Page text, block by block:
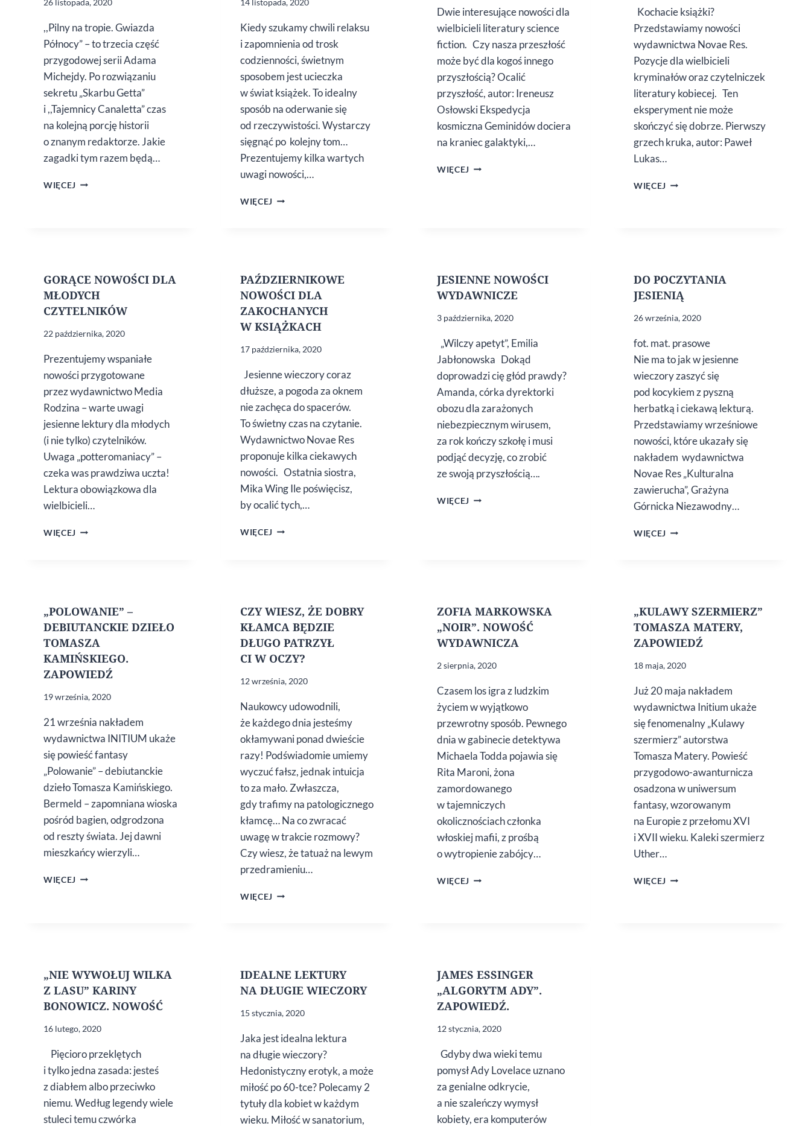
,,Pilny na tropie. Gwiazda
Północy” – to trzecia część
przygodowej serii Adama
Michejdy. Po rozwiązaniu
sekretu „Skarbu Getta”
i ,,Tajemnicy Canaletta” czas
na kolejną porcję historii
o znanym redaktorze. Jakie
zagadki tym razem będą…
WIĘCEJ ,,PILNY
Kiedy szukamy chwili relaksu
i zapomnienia od trosk
codzienności, świetnym
sposobem jest ucieczka
w świat książek. To idealny
sposób na oderwanie się
od rzeczywistości. Wystarczy
sięgnąć po kolejny tom…
Prezentujemy kilka wartych
uwagi nowości,…
WIĘCEJ NOWOŚCI
Dwie interesujące nowości dla
wielbicieli literatury science
fiction. Czy nasza przeszłość
może być dla kogoś innego
przyszłością? Ocalić
przyszłość, autor: Ireneusz
Osłowski Ekspedycja
kosmiczna Geminidów dociera
na kraniec galaktyki,…
WIĘCEJ NOWOŚCI
Kochacie książki?
Przedstawiamy nowości
wydawnictwa Novae Res.
Pozycje dla wielbicieli
kryminałów oraz czytelniczek
literatury kobiecej. Ten
eksperyment nie może
skończyć się dobrze. Pierwszy
grzech kruka, autor: Paweł
Lukas…
WIĘCEJ NOWOŚCI
GORĄCE NOWOŚCI DLA
MŁODYCH
CZYTELNIKÓW
22 października, 2020
Prezentujemy wspaniałe
nowości przygotowane
przez wydawnictwo Media
Rodzina – warte uwagi
jesienne lektury dla młodych
(i nie tylko) czytelników.
Uwaga „potteromaniacy” –
czeka was prawdziwa uczta!
Lektura obowiązkowa dla
wielbicieli…
WIĘCEJ GORĄCE
PAŹDZIERNIKOWE
NOWOŚCI DLA
ZAKOCHANYCH
W KSIĄŻKACH
17 października, 2020
Jesienne wieczory coraz
dłuższe, a pogoda za oknem
nie zachęca do spacerów.
To świetny czas na czytanie.
Wydawnictwo Novae Res
proponuje kilka ciekawych
nowości. Ostatnia siostra,
Mika Wing Ile poświęcisz,
by ocalić tych,…
WIĘCEJ PAŹDZIERNIKOWE
JESIENNE NOWOŚCI
WYDAWNICZE
3 października, 2020
„Wilczy apetyt”, Emilia
Jabłonowska Dokąd
doprowadzi cię głód prawdy?
Amanda, córka dyrektorki
obozu dla zarażonych
niebezpiecznym wirusem,
za rok kończy szkołę i musi
podjąć decyzję, co zrobić
ze swoją przyszłością….
WIĘCEJ JESIENNE
DO POCZYTANIA
JESIENIĄ
26 września, 2020
fot. mat. prasowe
Nie ma to jak w jesienne
wieczory zaszyć się
pod kocykiem z pyszną
herbatką i ciekawą lekturą.
Przedstawiamy wrześniowe
nowości, które ukazały się
nakładem wydawnictwa
Novae Res „Kulturalna
zawierucha”, Grażyna
Górnicka Niezawodny…
WIĘCEJ DO POCZYTANIA
„POLOWANIE” –
DEBIUTANCKIE DZIEŁO
TOMASZA
KAMIŃSKIEGO.
ZAPOWIEDŹ
19 września, 2020
21 września nakładem
wydawnictwa INITIUM ukaże
się powieść fantasy
„Polowanie” – debiutanckie
dzieło Tomasza Kamińskiego.
Bermeld – zapomniana wioska
pośród bagien, odgrodzona
od reszty świata. Jej dawni
mieszkańcy wierzyli…
WIĘCEJ „POLOWANIE”
CZY WIESZ, ŻE DOBRY
KŁAMCA BĘDZIE
DŁUGO PATRZYŁ
CI W OCZY?
12 września, 2020
Naukowcy udowodnili,
że każdego dnia jesteśmy
okłamywani ponad dwieście
razy! Podświadomie umiemy
wyczuć fałsz, jednak intuicja
to za mało. Zwłaszcza,
gdy trafimy na patologicznego
kłamcę… Na co zwracać
uwagę w trakcie rozmowy?
Czy wiesz, że tatuaż na lewym
przedramieniu…
WIĘCEJ CZY WIESZ,
CI W OCZY?
ZOFIA MARKOWSKA
„NOIR”. NOWOŚĆ
WYDAWNICZA
2 sierpnia, 2020
Czasem los igra z ludzkim
życiem w wyjątkowo
przewrotny sposób. Pewnego
dnia w gabinecie detektywa
Michaela Todda pojawia się
Rita Maroni, żona
zamordowanego
w tajemniczych
okolicznościach członka
włoskiej mafii, z prośbą
o wytropienie zabójcy…
WIĘCEJ ZOFIA
„KULAWY SZERMIERZ”
TOMASZA MATERY,
ZAPOWIEDŹ
18 maja, 2020
Już 20 maja nakładem
wydawnictwa Initium ukaże
się fenomenalny „Kulawy
szermierz” autorstwa
Tomasza Matery. Powieść
przygodowo-awanturnicza
osadzona w uniwersum
fantasy, wzorowanym
na Europie z przełomu XVI
i XVII wieku. Kaleki szermierz
Uther…
WIĘCEJ „KULAWY
„NIE WYWOŁUJ WILKA
Z LASU” KARINY
BONOWICZ. NOWOŚĆ
16 lutego, 2020
Pięcioro przeklętych
i tylko jedna zasada: jesteś
z diabłem albo przeciwko
niemu. Według legendy wiele
stuleci temu czwórka
IDEALNE LEKTURY
NA DŁUGIE WIECZORY
15 stycznia, 2020
Jaka jest idealna lektura
na długie wieczory?
Hedonistyczny erotyk, a może
miłość po 60-tce? Polecamy 2
tytuły dla kobiet w każdym
wieku. Miłość w sanatorium,
JAMES ESSINGER
„ALGORYTM ADY”.
ZAPOWIEDŹ.
12 stycznia, 2020
Gdyby dwa wieki temu
pomysł Ady Lovelace uznano
za genialne odkrycie,
a nie szaleńczy wymysł
kobiety, era komputerów